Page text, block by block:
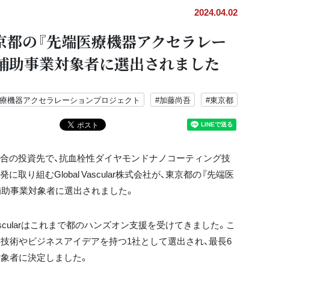
の『先端医療機器アクセラレー
助事業対象者に選出されました
2024.04.02
機器アクセラレーションプロジェクト #加藤尚吾 #東京都
投資先で、抗血栓性ダイヤモンドナノコーティング技
取り組むGlobal Vascular株式会社が、東京都の『先端医
事業対象者に選出されました。
はこれまで都のハンズオン支援を受けてきました。こ
術やビジネスアイデアを持つ1社として選出され、最長6
者に決定しました。